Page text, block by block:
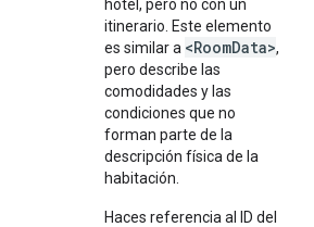
hotel, pero no con un
itinerario. Este elemento
es similar a <RoomData>,
pero describe las
comodidades y las
condiciones que no
forman parte de la
descripción física de la
habitación.
Haces referencia al ID del